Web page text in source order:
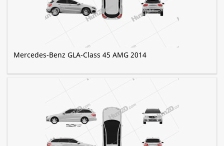
Mercedes-Benz GLA-Class 45 AMG 2014